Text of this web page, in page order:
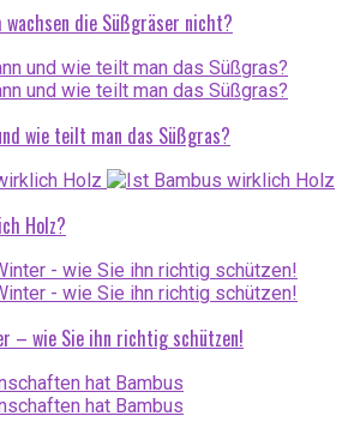
wachsen die Süßgräser nicht?
wie teilt man das Süßgras?
Holz?
– wie Sie ihn richtig schützen!